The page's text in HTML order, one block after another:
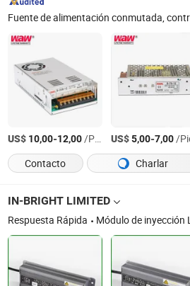
US$ 10,00-12,00/Pieza US$5,00-7,00/
Contacto
Charlar
IN-BRIGHT LIMITED
Respuesta Rápida Módulo de inyección LED, luz de píxel LED,